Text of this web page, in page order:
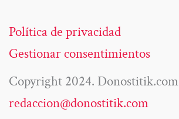
Política de privacidad
Gestionar consentimientos
Copyright 2024. Donostitik.com
redaccion@donostitik.com